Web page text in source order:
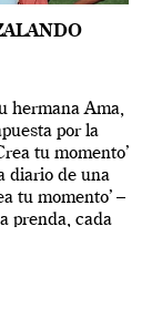
hermana Ama,
por la
tu momento’
diario de una
tu momento’ –
prenda, cada
[…]